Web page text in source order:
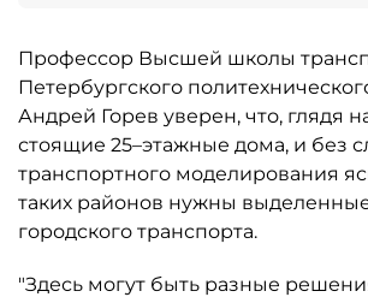
Профессор Высшей школы
Петербургского
Андрей Горев уверен, что, глядя
стоящие 25–этажные дома, и без
транспортного моделирования
таких районов нужны
городского транспорта.
"Здесь могут быть разные